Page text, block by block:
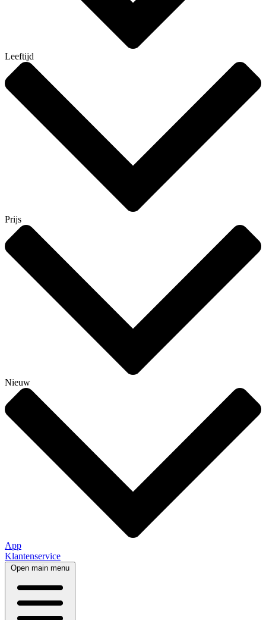
Leeftijd
Prijs
Nieuw
App
Klantenservice
Open main menu